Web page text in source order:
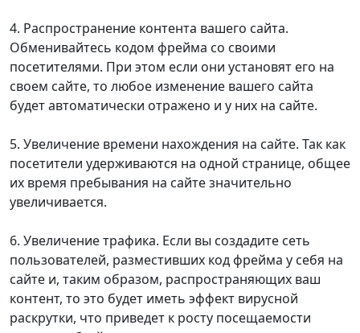
4. Распространение контента вашего сайта.
Обменивайтесь кодом фрейма со своими
посетителями. При этом если они установят его на
своем сайте, то любое изменение вашего сайта
будет автоматически отражено и у них на сайте.
5. Увеличение времени нахождения на сайте. Так как
посетители удерживаются на одной странице, общее
их время пребывания на сайте значительно
увеличивается.
6. Увеличение трафика. Если вы создадите сеть
пользователей, разместивших код фрейма у себя на
сайте и, таким образом, распространяющих ваш
контент, то это будет иметь эффект вирусной
раскрутки, что приведет к росту посещаемости